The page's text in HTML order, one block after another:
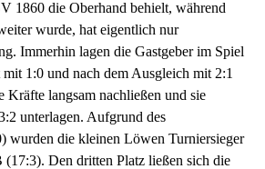
1860 die Oberhand behielt, während
wurde, hat eigentlich nur
Immerhin lagen die Gastgeber im Spiel
mit 1:0 und nach dem Ausgleich mit 2:1
Kräfte langsam nachließen und sie
unterlagen. Aufgrund des
wurden die kleinen Löwen Turniersieger
Den dritten Platz ließen sich die